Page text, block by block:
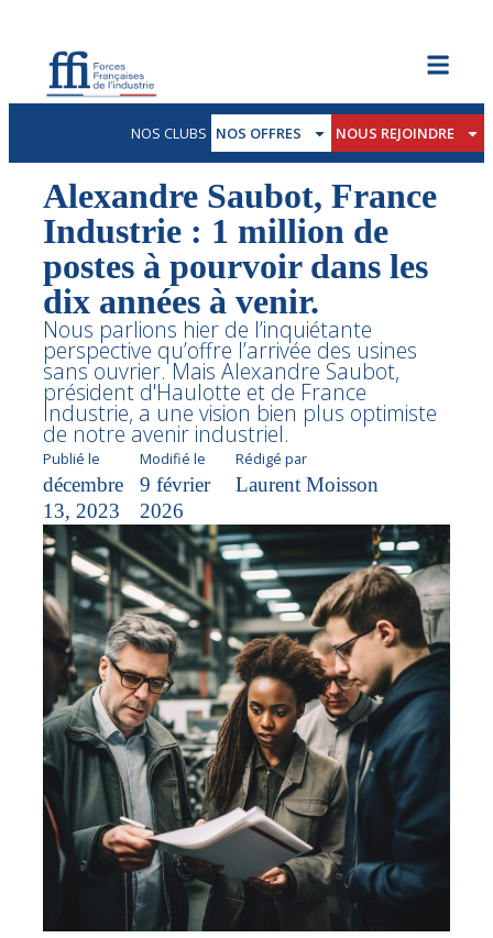
NOS CLUBS NOS OFFRES NOUS REJOINDRE
Alexandre Saubot, France
Industrie : 1 million de
postes à pourvoir dans les
dix années à venir.
Nous parlions hier de l’inquiétante
perspective qu’offre l’arrivée des usines
sans ouvrier. Mais Alexandre Saubot,
président d'Haulotte et de France
Industrie, a une vision bien plus optimiste
de notre avenir industriel.
Publié le
décembre
13, 2023
Modifié le
9 février
2026
Rédigé par
Laurent Moisson